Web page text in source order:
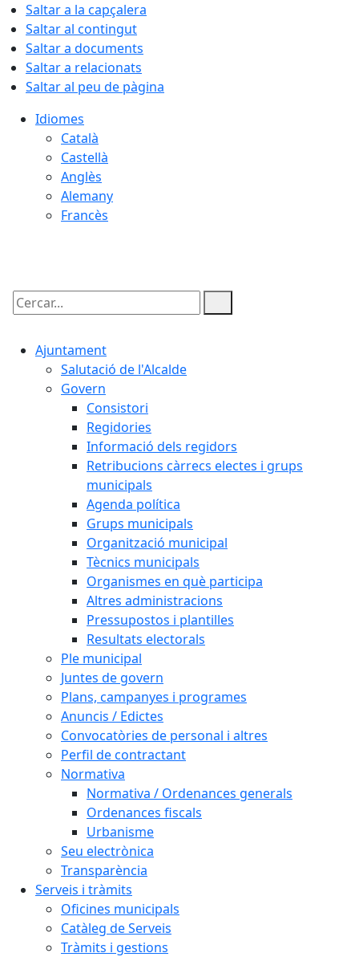
Saltar a la capçalera
Saltar al contingut
Saltar a documents
Saltar a relacionats
Saltar al peu de pàgina
Idiomes
Català
Castellà
Anglès
Alemany
Francès
Cercar:
Ajuntament
Salutació de l'Alcalde
Govern
Consistori
Regidories
Informació dels regidors
Retribucions càrrecs electes i grups
municipals
Agenda política
Grups municipals
Organització municipal
Tècnics municipals
Organismes en què participa
Altres administracions
Pressupostos i plantilles
Resultats electorals
Ple municipal
Juntes de govern
Plans, campanyes i programes
Anuncis / Edictes
Convocatòries de personal i altres
Perfil de contractant
Normativa
Normativa / Ordenances generals
Ordenances fiscals
Urbanisme
Seu electrònica
Transparència
Serveis i tràmits
Oficines municipals
Catàleg de Serveis
Tràmits i gestions